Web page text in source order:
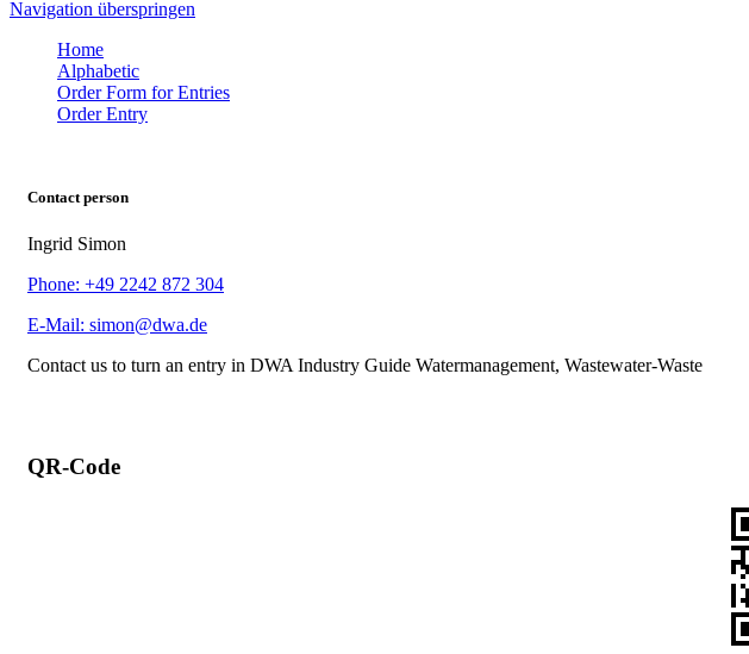
Navigation überspringen
Home
Alphabetic
Order Form for Entries
Order Entry
Contact person
Ingrid Simon
Phone: +49 2242 872 304
E-Mail: simon@dwa.de
Contact us to turn an entry in DWA Industry Guide Watermanagement, Wastewater-Waste
QR-Code